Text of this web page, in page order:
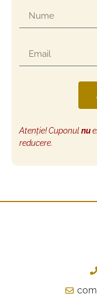
Atenție! Cuponulnu
reducere.